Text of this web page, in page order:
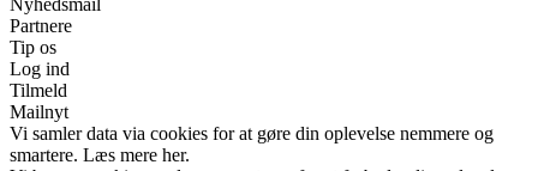
Partnere
Tip os
Log ind
Tilmeld
Mailnyt
Vi samler data via cookies for at gøre din oplevelse nemmere og
smartere. Læs mere her.